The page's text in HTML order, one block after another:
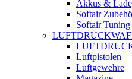
Akkus &
Softair
Softair Tuning
Luftpistolen
Luftgewehre